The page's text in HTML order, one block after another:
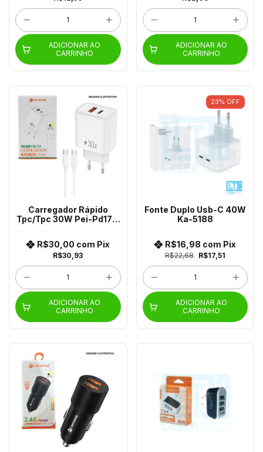
ADICIONAR AO
CARRINHO
ADICIONAR AO
CARRINHO
Carregador Rápido
Tpc/Tpc 30W Pei-Pd171-
R$30,93
R$30,00 com Pix
ADICIONAR AO
CARRINHO
23% OFF
Fonte Duplo Usb-C 40W
Ka-5188
R$22,68 R$17,51
R$16,98 com Pix
ADICIONAR AO
CARRINHO